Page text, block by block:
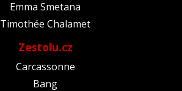
Emma Smetana
Timothée Chalamet
Zestolu.cz
Carcassonne
Bang